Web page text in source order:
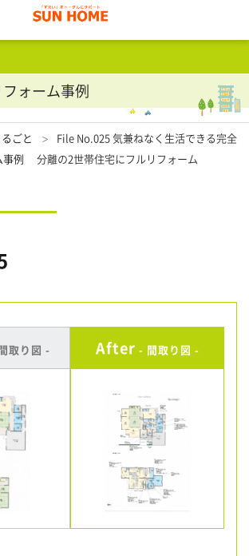
ォーム事例
ごと
事例
File No.025 気兼ねなく生活できる完全
分離の2世帯住宅にフルリフォーム
取り図 - After - 間取り図 -